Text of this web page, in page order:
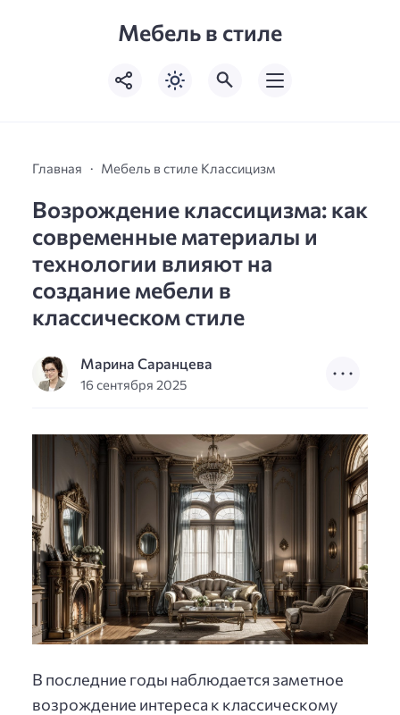
Мебель в стиле
Главная Мебель в стиле Классицизм
Возрождение классицизма: как
современные материалы и
технологии влияют на
создание мебели в
классическом стиле
Марина Саранцева
16 сентября 2025
В последние годы наблюдается заметное
возрождение интереса к классическому